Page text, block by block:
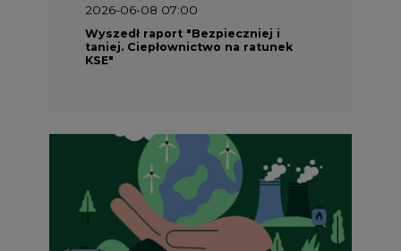
2026-06-08 07:00
Wyszedł raport "Bezpieczniej i
taniej. Ciepłownictwo na ratunek
KSE"